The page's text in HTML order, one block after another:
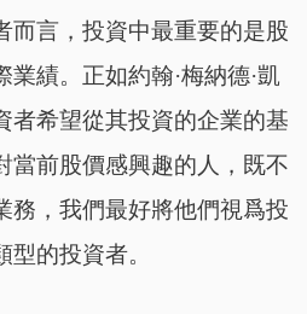
而言，投資中最重要的是股
績。正如約翰·梅納德·凱
者希望從其投資的企業的基
當前股價感興趣的人，既不
務，我們最好將他們視爲投
的投資者。